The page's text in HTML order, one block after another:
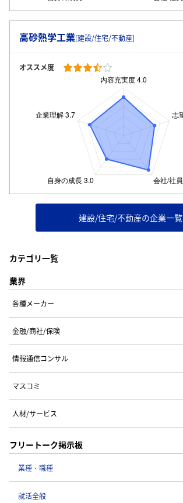
高砂熱学工業[建設/住宅/不動産]
オススメ度
建設/住宅/不動産の企業一覧
カテゴリ一覧
業界
各種メーカー
金融/商社/保険
情報通信コンサル
マスコミ
人材/サービス
フリートーク掲示板
業種・職種
就活全般